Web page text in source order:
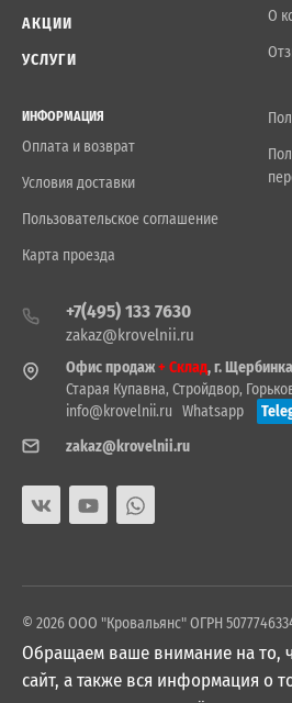
АКЦИИ
УСЛУГИ
О
ИНФОРМАЦИЯ
Оплата и возврат
Условия доставки
Пользовательское соглашение
Карта проезда
+7(495) 133 7630
zakaz@krovelnii.ru
Офис продаж+ Склад, г.
Старая Купавна, Стройдвор,
info@krovelnii.ru Whatsapp
zakaz@krovelnii.ru
© 2026 ООО "Кровальянс" ОГРН
Обращаем ваше внимание на то,
сайт, а также вся информация о